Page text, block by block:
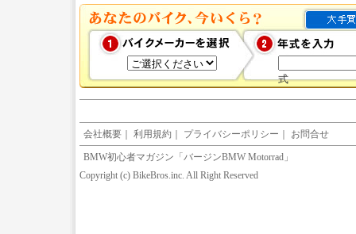
式
会社概要 ｜ 利用規約 ｜ プライバシーポリシー ｜ お問合せ
BMW初心者マガジン「バージンBMW Motorrad」
Copyright (c) BikeBros.inc. All Right Reserved